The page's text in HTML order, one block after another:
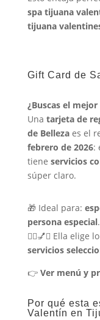
spa tijuana
tijuana
Gift Card de
¿Buscas el
Una tarjeta de
de Bellezaes el
febrero de 2026:
tiene servicios
súper claro.
🎁 Ideal para:
persona especial.
💇‍♀️💅✨ Ella elige
servicios
👉 Ver menú y
Por qué esta
Valentín en